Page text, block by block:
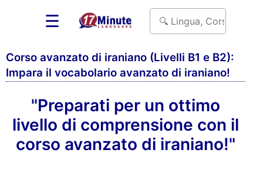
☰
Corso avanzato di iraniano (Livelli B1 e B2):
Impara il vocabolario avanzato di iraniano!
"Preparati per un ottimo
livello di comprensione con il
corso avanzato di iraniano!"